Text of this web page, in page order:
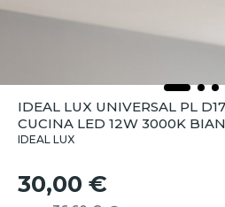
IDEAL LUX UNIVERSAL PL
CUCINA LED 12W 3000K
IDEAL LUX
30,00 €